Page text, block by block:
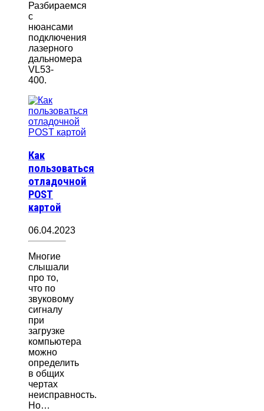
Разбираемся
с
нюансами
подключения
лазерного
дальномера
VL53-
400.
Как
пользоваться
отладочной
POST
картой
06.04.2023
Многие
слышали
про то,
что по
звуковому
сигналу
при
загрузке
компьютера
можно
определить
в общих
чертах
неисправность.
Но…